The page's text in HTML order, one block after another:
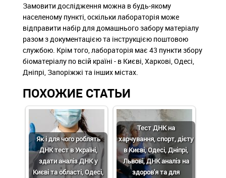
Замовити дослідження можна в будь-якому
населеному пункті, оскільки лабораторія може
відправити набір для домашнього забору матеріалу
разом з документацією та інструкцією поштовою
службою. Крім того, лабораторія має 43 пункти збору
біоматеріалу по всій країні - в Києві, Харкові, Одесі,
Дніпрі, Запоріжжі та інших містах.
ПОХОЖИЕ СТАТЬИ
Як і для чого роблять
ДНК тест в Україні,
здати аналіз ДНК у
Києві та області, Одесі,
Тест ДНК на
харчування, спорт, дієту
в Києві, Одесі, Дніпрі,
Львові, ДНК аналіз на
здоров'я та для